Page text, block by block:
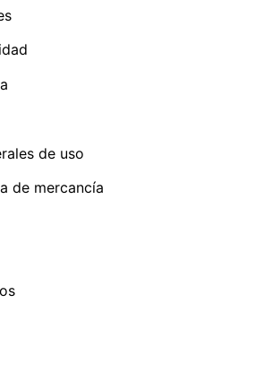
de uso
de mercancía